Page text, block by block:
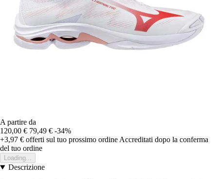
A partire da
120,00 € 79,49 € -34%
+3,97 € offerti sul tuo prossimo ordine Accreditati dopo la conferma
del tuo ordine
Loading...
Descrizione